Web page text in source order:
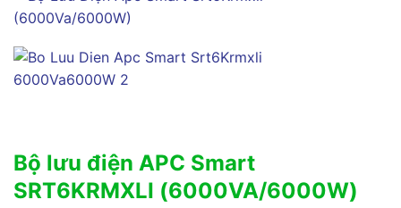
Bộ lưu điện APC Smart
SRT6KRMXLI (6000VA/6000W)